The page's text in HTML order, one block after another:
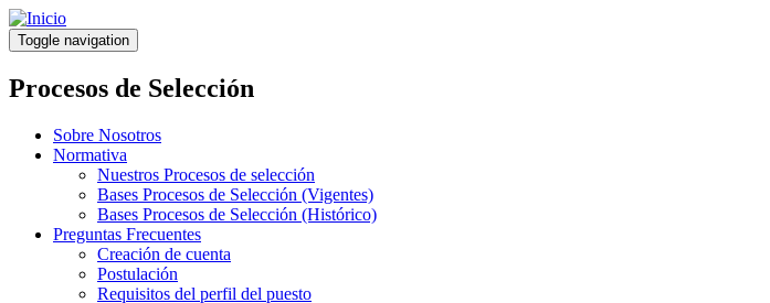
Pasar
al
contenido
principal
Toggle navigation
Procesos de Selección
Sobre Nosotros
Normativa
Nuestros Procesos de selección
Bases Procesos de Selección (Vigentes)
Bases Procesos de Selección (Histórico)
Preguntas Frecuentes
Creación de cuenta
Postulación
Requisitos del perfil del puesto